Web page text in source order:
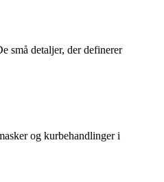
små detaljer, der definerer
og kurbehandlinger i